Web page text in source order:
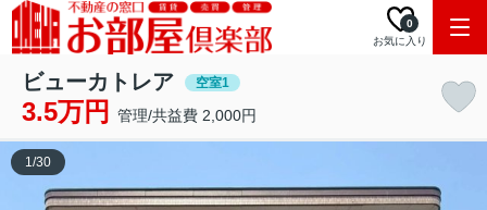
お気に入り
0
ビューカトレア 空室1
3.5万円 管理/共益費 2,000円
1/30